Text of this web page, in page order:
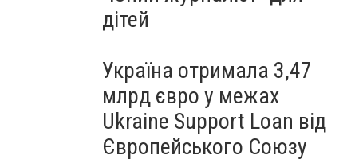
дітей
Україна отримала 3,47
млрд євро у межах
Ukraine Support Loan від
Європейського Союзу